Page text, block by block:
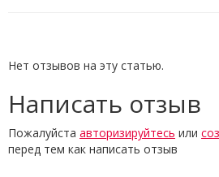
Нет отзывов на эту статью.
Написать отзыв
Пожалуйста авторизируйтесь или
перед тем как написать отзыв